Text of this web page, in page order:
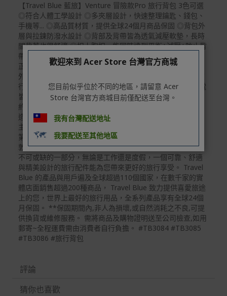
到貨七天內消費者有權申請退貨或換貨；超過七天以上(含
假日)，恕無法辦理。
退回之商品必須是全新狀態且完整包裝(含商品、附件、包
品本身瑕疵之退貨商品若有上述不完整之情況，本公司有
權向消費者收取相應的整新費用。
者保護法第十九條第二項規定，一經拆封後恕不接受退換
貨。
如有相關退換貨服務需求，您可以透過專線或服務信箱聯
繫客服。
配送服務
本站商品除有特別標示收取運費之商品，其餘全館皆可免
運宅配到府。
Acer旗下品牌商品除可宅配配送全台各地外，部分商品可
以選擇配送至全台各地服務中心。
非Acer旗下品牌商品依配合廠商規範，可能會有無法配送
外島的狀況，
您可以於「我的訂單」內查詢訂單出貨狀態 (路徑：我的帳
【Travel Blue 藍旅】Venture 冒險款Pro 旅行背包 3色可選
◎符合人體工學設計 ◎多夾層設計，快速整理鑰匙、錢包、
手機等... ◎高品質材質，提供全球24個月商品保固 ◎背包外
層與拉鍊防潑水設計 ◎背部及背帶皆為透氣減壓軟墊，長時
間背著也很舒適 ◎扣上胸扣，能同時達到平衡+減壓+防止背
帶滑落，也使包包跟人體更加貼合穩固 ◎增加可側提手把，
正提側提都方便 ◎雙拉鍊閉合設計，可加裝TSA海關鎖，出
外更安心 ◎行李箱拉桿帶，可固定於行李箱拉桿上，讓您旅
行更輕鬆 ◎附有筆電夾層，守護您的電腦 ◎16.1吋以下筆電
皆可放 + 尺寸：如圖 /筆電夾層：約44cm *28cm + 重量：
約1公斤 + 材質：聚酯纖維 + 產地：英國設計；中國大陸製
造 + 因螢幕設定不同，可能有色差問題，產品顏色以實體為
主 + 圖文版權所有，轉載必究 Travel Blue 藍旅，世界銷售
第一旅行配件品牌 Travel Blue 藍旅，1987年創立於英國倫
敦，以滿足旅人旅行的需求為目標。 我們知道旅行是生活中
不可或缺的一部分，無論是工作還是度假，一個可靠、舒適
與精美設計的旅行配件能為您帶來更好的旅行享受。 Travel
Blue 的產品與用戶遍及全球超過110個國家，在數千家的實
體店面銷售超過200種商品， Travel Blue 致力提供喜愛旅途
上的您，世界上最好的旅行用品，全系列產品享有全球24個
月保固。 **保固期間內,非人為損壞,或自然消耗之不良,可提
供換貨或維修服務。 需將商品及購物證明送至公司檢查,如用
郵寄~全程運費需由消費者自行負擔。 #TB3084 #TB3085
#TB3086 #旅行背包
評論
猜你也喜歡
歡迎來到 Acer Store 台灣官方商城
您目前似乎位於不同的地區，請留意 Acer
Store 台灣官方商城目前僅配送至台灣。
我有台灣配送地址
我要配送至其他地區